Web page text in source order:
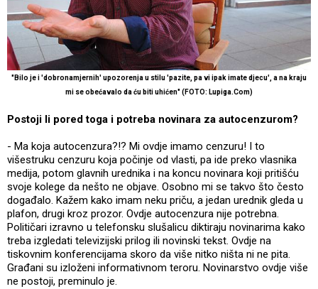
"Bilo je i 'dobronamjernih' upozorenja u stilu 'pazite, pa vi ipak imate djecu', a na kraju
mi se obećavalo da ću biti uhićen" (FOTO: Lupiga.Com)
Postoji li pored toga i potreba novinara za autocenzurom?
- Ma koja autocenzura?!? Mi ovdje imamo cenzuru! I to
višestruku cenzuru koja počinje od vlasti, pa ide preko vlasnika
medija, potom glavnih urednika i na koncu novinara koji pritišću
svoje kolege da nešto ne objave. Osobno mi se takvo što često
događalo. Kažem kako imam neku priču, a jedan urednik gleda u
plafon, drugi kroz prozor. Ovdje autocenzura nije potrebna.
Političari izravno u telefonsku slušalicu diktiraju novinarima kako
treba izgledati televizijski prilog ili novinski tekst. Ovdje na
tiskovnim konferencijama skoro da više nitko ništa ni ne pita.
Građani su izloženi informativnom teroru. Novinarstvo ovdje više
ne postoji, preminulo je.